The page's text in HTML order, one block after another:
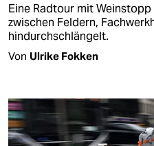
Eine Radtour mit
zwischen Feldern,
hindurchschlängelt.
Von Ulrike Fokken